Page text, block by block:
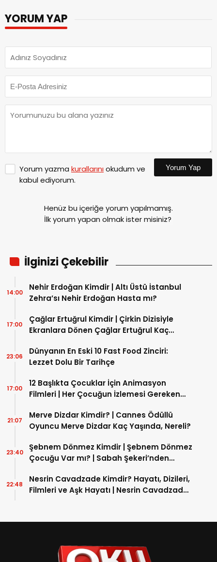
Yorum yazmakurallarını
Henüz bu içeriğe yorum yapılmamış.
Nehir Erdoğan Kimdir | Altı Üstü İstanbul
Zehra’sı Nehir Erdoğan Hasta mı?
Çağlar Ertuğrul Kimdir | Çirkin Dizisiyle
Ekranlara Dönen Çağlar Ertuğrul Kaç
Yaşında?
Dünyanın En Eski 10 Fast Food Zinciri:
Lezzet Dolu Bir Tarihçe
12 Başlıkta Çocuklar İçin Animasyon
Filmleri | Her Çocuğun İzlemesi Gereken
Animasyon Filmleri Nelerdir?
Merve Dizdar Kimdir? | Cannes Ödüllü
Oyuncu Merve Dizdar Kaç Yaşında, Nereli?
Şebnem Dönmez Kimdir | Şebnem Dönmez
Çocuğu Var mı? | Sabah Şekeri’nden
Spiritüel Yıldıza Giden Yol!
Nesrin Cavadzade Kimdir? Hayatı, Dizileri,